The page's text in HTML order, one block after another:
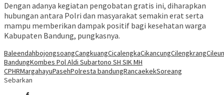
Dengan adanya kegiatan pengobatan gratis ini, diharapkan
hubungan antara Polri dan masyarakat semakin erat serta
mampu memberikan dampak positif bagi kesehatan warga
Kabupaten Bandung, pungkasnya.
BaleendahbojongsoangCangkuangCicalengkaCikancungCilengkrang
BandungKombes Pol Aldi Subartono SH SIK MH
CPHRMargahayuPasehPolresta bandungRancaekekSoreang
Sebarkan